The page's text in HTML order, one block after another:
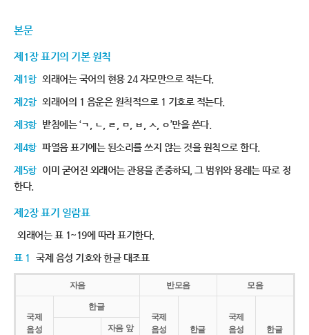
본문
제1장 표기의 기본 원칙
제1항 외래어는 국어의 현용 24 자모만으로 적는다.
제2항 외래어의 1 음운은 원칙적으로 1 기호로 적는다.
제3항 받침에는 ‘ㄱ, ㄴ, ㄹ, ㅁ, ㅂ, ㅅ, ㅇ’만을 쓴다.
제4항 파열음 표기에는 된소리를 쓰지 않는 것을 원칙으로 한다.
제5항 이미 굳어진 외래어는 관용을 존중하되, 그 범위와 용례는 따로 정
한다.
제2장 표기 일람표
외래어는 표 1~19에 따라 표기한다.
표 1 국제 음성 기호와 한글 대조표
자음 반모음 모음
국제
음성
한글
국제
음성
한글
국제
음성
한글
자음 앞